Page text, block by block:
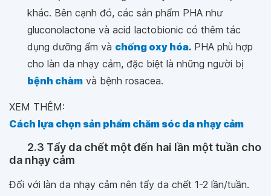
khác. Bên cạnh đó, các sản phẩm PHA như
gluconolactone và acid lactobionic có thêm tác
dụng dưỡng ẩm và chống oxy hóa. PHA phù hợp
cho làn da nhạy cảm, đặc biệt là những người bị
bệnh chàm và bệnh rosacea.
XEM THÊM:
Cách lựa chọn sản phẩm chăm sóc da nhạy cảm
2.3 Tẩy da chết một đến hai lần một tuần cho
da nhạy cảm
Đối với làn da nhạy cảm nên tẩy da chết 1-2 lần/tuần.